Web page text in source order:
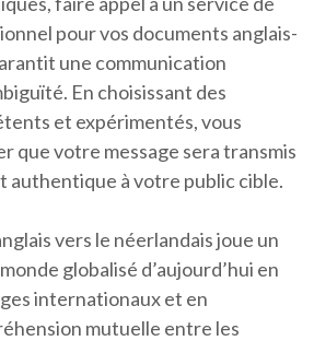
pour vos documents anglais-
une communication
En choisissant des
et expérimentés, vous
que votre message sera transmis
authentique à votre public cible.
vers le néerlandais joue un
globalisé d’aujourd’hui en
internationaux et en
mutuelle entre les